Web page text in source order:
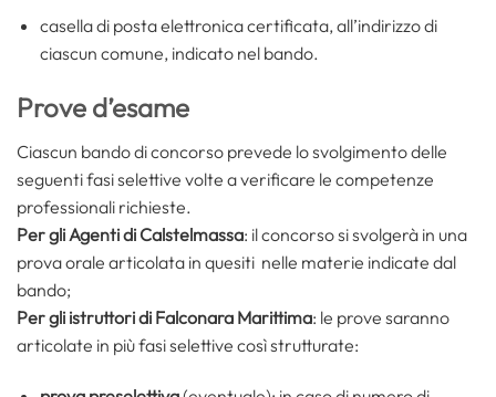
casella di posta elettronica certificata, all’indirizzo di
ciascun comune, indicato nel bando.
Prove d’esame
Ciascun bando di concorso prevede lo svolgimento delle
seguenti fasi selettive volte a verificare le competenze
professionali richieste.
Per gli Agenti di Calstelmassa: il concorso si svolgerà in una
prova orale articolata in quesiti nelle materie indicate dal
bando;
Per gli istruttori di Falconara Marittima: le prove saranno
articolate in più fasi selettive così strutturate: